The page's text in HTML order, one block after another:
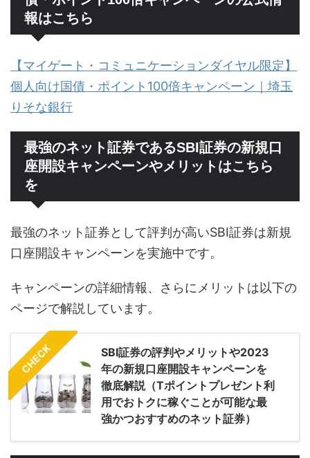
報はこちら
【マイゲート・コミュニケーションダイヤル限定】
個人向け国債・ポイント100倍キャンペーン｜埼玉
りそな銀行
最強のネット証券であるSBI証券の新規口
座開設キャンペーンやメリットはこちら
を
最強のネット証券として評判が高いSBI証券は新規
口座開設キャンペーンを実施中です。
キャンペーンの詳細情報、さらにメリットは以下の
ページで解説しています。
CHECK
SBI証券の評判やメリットや2023
年の新規口座開設キャンペーンを
徹底解説（Tポイントプレゼント利
用でおトクに稼ぐことが可能な最
強かつおすすめのネット証券）